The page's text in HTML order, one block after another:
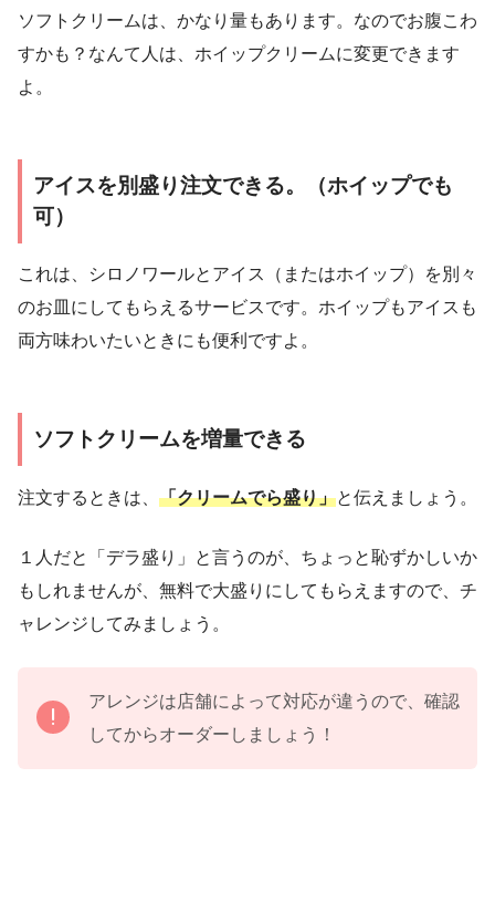
ソフトクリームは、かなり量もあります。なのでお腹こわ
すかも？なんて人は、ホイップクリームに変更できます
よ。
アイスを別盛り注文できる。（ホイップでも
可）
これは、シロノワールとアイス（またはホイップ）を別々
のお皿にしてもらえるサービスです。ホイップもアイスも
両方味わいたいときにも便利ですよ。
ソフトクリームを増量できる
注文するときは、 「クリームでら盛り」と伝えましょう。
１人だと「デラ盛り」と言うのが、ちょっと恥ずかしいか
もしれませんが、無料で大盛りにしてもらえますので、チ
ャレンジしてみましょう。
アレンジは店舗によって対応が違うので、確認
してからオーダーしましょう！